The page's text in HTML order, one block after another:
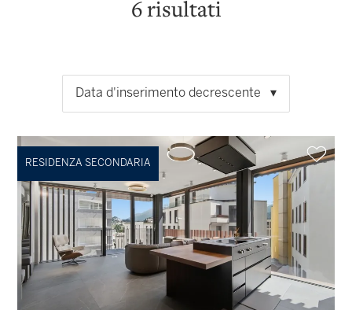
6 risultati
Data d'inserimento decrescente
RESIDENZA SECONDARIA